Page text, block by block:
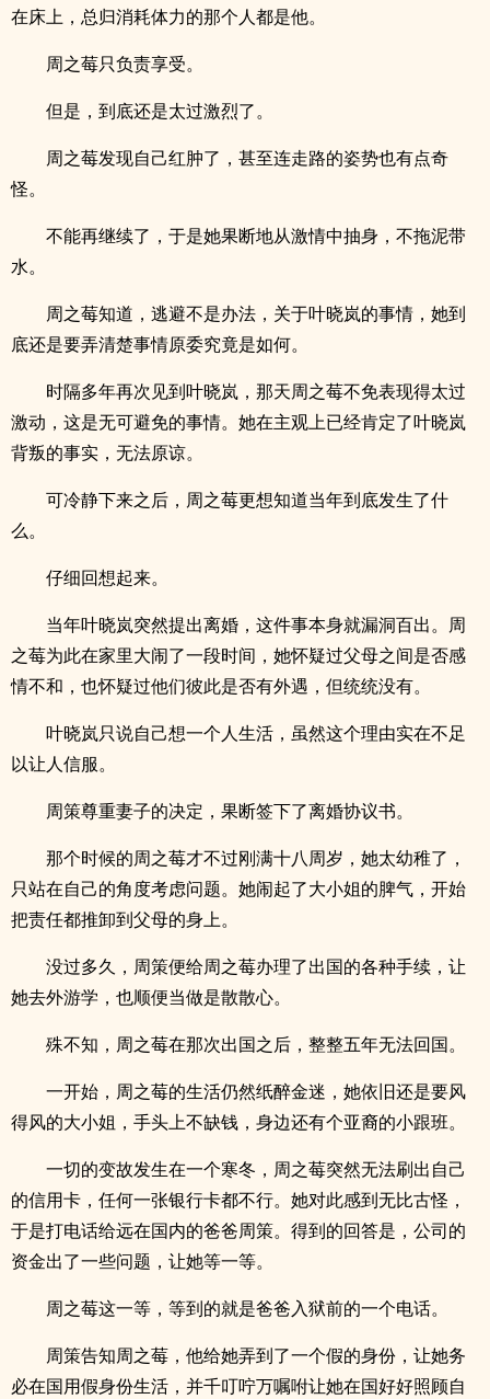
在床上，总归消耗体力的那个人都是他。
周之莓只负责享受。
但是，到底还是太过激烈了。
周之莓发现自己红肿了，甚至连走路的姿势也有点奇
怪。
不能再继续了，于是她果断地从激情中抽身，不拖泥带
水。
周之莓知道，逃避不是办法，关于叶晓岚的事情，她到
底还是要弄清楚事情原委究竟是如何。
时隔多年再次见到叶晓岚，那天周之莓不免表现得太过
激动，这是无可避免的事情。她在主观上已经肯定了叶晓岚
背叛的事实，无法原谅。
可冷静下来之后，周之莓更想知道当年到底发生了什
么。
仔细回想起来。
当年叶晓岚突然提出离婚，这件事本身就漏洞百出。周
之莓为此在家里大闹了一段时间，她怀疑过父母之间是否感
情不和，也怀疑过他们彼此是否有外遇，但统统没有。
叶晓岚只说自己想一个人生活，虽然这个理由实在不足
以让人信服。
周策尊重妻子的决定，果断签下了离婚协议书。
那个时候的周之莓才不过刚满十八周岁，她太幼稚了，
只站在自己的角度考虑问题。她闹起了大小姐的脾气，开始
把责任都推卸到父母的身上。
没过多久，周策便给周之莓办理了出国的各种手续，让
她去外游学，也顺便当做是散散心。
殊不知，周之莓在那次出国之后，整整五年无法回国。
一开始，周之莓的生活仍然纸醉金迷，她依旧还是要风
得风的大小姐，手头上不缺钱，身边还有个亚裔的小跟班。
一切的变故发生在一个寒冬，周之莓突然无法刷出自己
的信用卡，任何一张银行卡都不行。她对此感到无比古怪，
于是打电话给远在国内的爸爸周策。得到的回答是，公司的
资金出了一些问题，让她等一等。
周之莓这一等，等到的就是爸爸入狱前的一个电话。
周策告知周之莓，他给她弄到了一个假的身份，让她务
必在国用假身份生活，并千叮咛万嘱咐让她在国好好照顾自